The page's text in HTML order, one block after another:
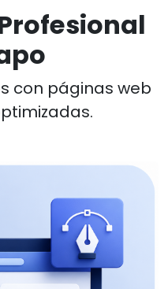
con páginas web